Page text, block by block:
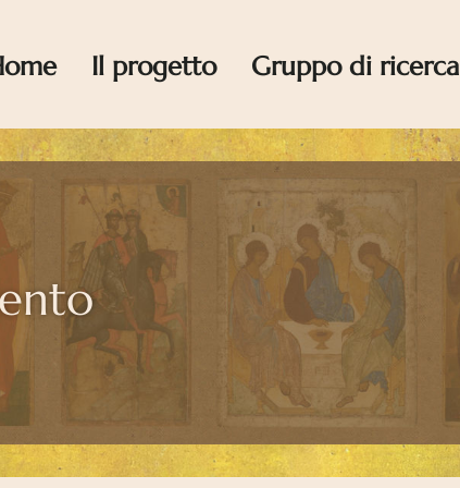
Il progetto Gruppo di ricerca